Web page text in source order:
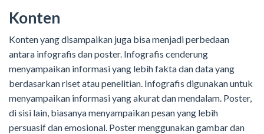
Konten
Konten yang disampaikan juga bisa menjadi perbedaan
antara infografis dan poster. Infografis cenderung
menyampaikan informasi yang lebih fakta dan data yang
berdasarkan riset atau penelitian. Infografis digunakan untuk
menyampaikan informasi yang akurat dan mendalam. Poster,
di sisi lain, biasanya menyampaikan pesan yang lebih
persuasif dan emosional. Poster menggunakan gambar dan